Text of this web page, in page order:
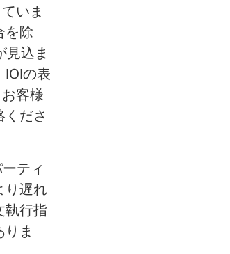
いま
を除
見込ま
IOIの表
客様
ださ
ティ
り遅れ
執行指
ま